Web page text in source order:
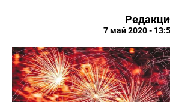
7 май 2020 -